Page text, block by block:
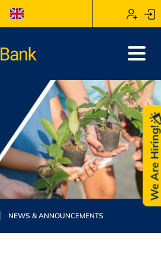
NEWS & ANNOUNCEMENTS
We Are Hiring!